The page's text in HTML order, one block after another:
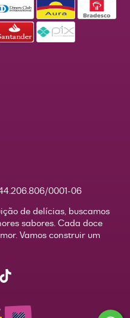
0001-06
de delícias, buscamos
sabores. Cada doce
Vamos construir um